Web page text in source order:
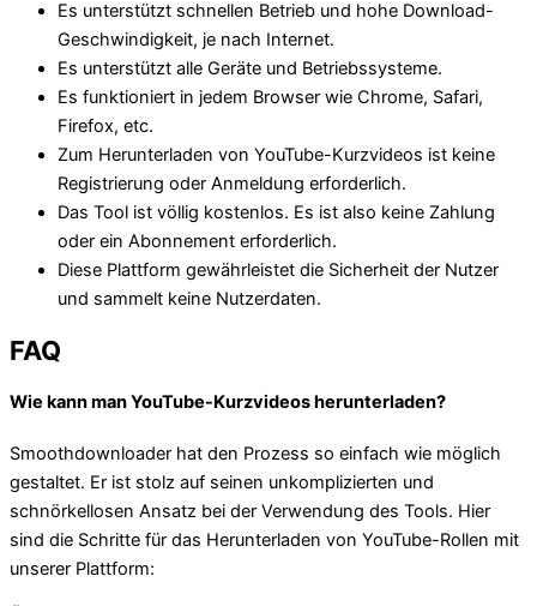
Es unterstützt schnellen Betrieb und hohe Download-
Geschwindigkeit, je nach Internet.
Es unterstützt alle Geräte und Betriebssysteme.
Es funktioniert in jedem Browser wie Chrome, Safari,
Firefox, etc.
Zum Herunterladen von YouTube-Kurzvideos ist keine
Registrierung oder Anmeldung erforderlich.
Das Tool ist völlig kostenlos. Es ist also keine Zahlung
oder ein Abonnement erforderlich.
Diese Plattform gewährleistet die Sicherheit der Nutzer
und sammelt keine Nutzerdaten.
FAQ
Wie kann man YouTube-Kurzvideos herunterladen?
Smoothdownloader hat den Prozess so einfach wie möglich
gestaltet. Er ist stolz auf seinen unkomplizierten und
schnörkellosen Ansatz bei der Verwendung des Tools. Hier
sind die Schritte für das Herunterladen von YouTube-Rollen mit
unserer Plattform: